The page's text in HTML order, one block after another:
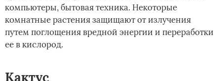
компьютеры, бытовая техника. Некоторые
комнатные растения защищают от излучения
путем поглощения вредной энергии и переработки
ее в кислород.
Кактус